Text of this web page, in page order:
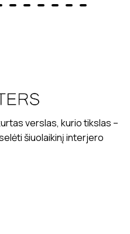
verslas, kurio tikslas –
šiuolaikinį interjero